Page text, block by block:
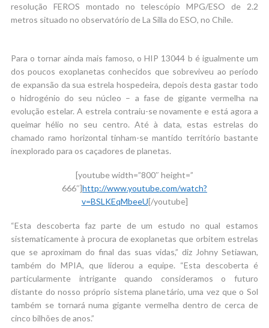
resolução FEROS montado no telescópio MPG/ESO de 2.2
metros situado no observatório de La Silla do ESO, no Chile.
Para o tornar ainda mais famoso, o HIP 13044 b é igualmente um
dos poucos exoplanetas conhecidos que sobreviveu ao período
de expansão da sua estrela hospedeira, depois desta gastar todo
o hidrogénio do seu núcleo – a fase de gigante vermelha na
evolução estelar. A estrela contraiu-se novamente e está agora a
queimar hélio no seu centro. Até à data, estas estrelas do
chamado ramo horizontal tinham-se mantido território bastante
inexplorado para os caçadores de planetas.
[youtube width=”800″ height=”
666″]http://www.youtube.com/watch?
v=BSLKEqMbeeU[/youtube]
“Esta descoberta faz parte de um estudo no qual estamos
sistematicamente à procura de exoplanetas que orbitem estrelas
que se aproximam do final das suas vidas,” diz Johny Setiawan,
também do MPIA, que liderou a equipe. “Esta descoberta é
particularmente intrigante quando consideramos o futuro
distante do nosso próprio sistema planetário, uma vez que o Sol
também se tornará numa gigante vermelha dentro de cerca de
cinco bilhões de anos.”